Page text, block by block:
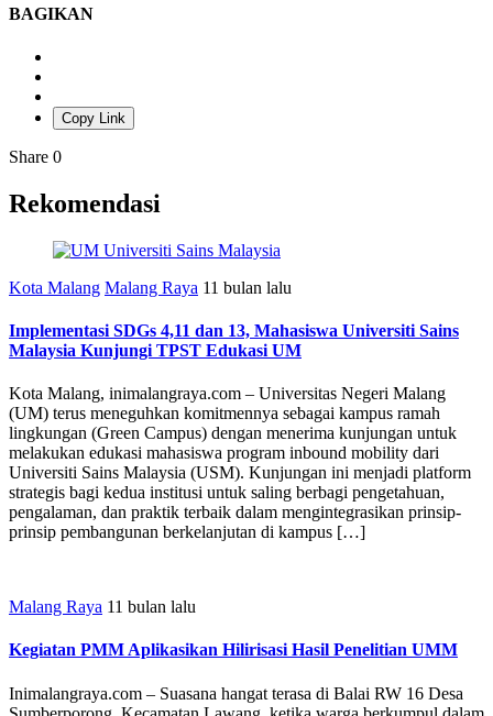
BAGIKAN
Copy Link
Share 0
Rekomendasi
Kota Malang Malang Raya 11 bulan lalu
Implementasi SDGs 4,11 dan 13, Mahasiswa Universiti Sains
Malaysia Kunjungi TPST Edukasi UM
Kota Malang, inimalangraya.com – Universitas Negeri Malang
(UM) terus meneguhkan komitmennya sebagai kampus ramah
lingkungan (Green Campus) dengan menerima kunjungan untuk
melakukan edukasi mahasiswa program inbound mobility dari
Universiti Sains Malaysia (USM). Kunjungan ini menjadi platform
strategis bagi kedua institusi untuk saling berbagi pengetahuan,
pengalaman, dan praktik terbaik dalam mengintegrasikan prinsip-
prinsip pembangunan berkelanjutan di kampus […]
Malang Raya 11 bulan lalu
Kegiatan PMM Aplikasikan Hilirisasi Hasil Penelitian UMM
Inimalangraya.com – Suasana hangat terasa di Balai RW 16 Desa